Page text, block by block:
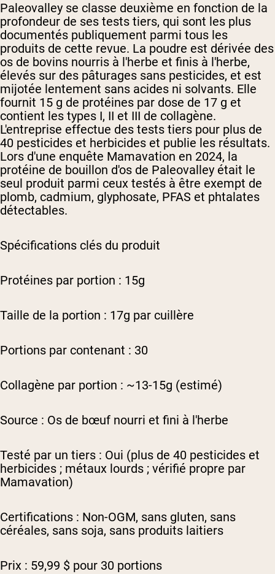
Paleovalley se classe deuxième en fonction de la
profondeur de ses tests tiers, qui sont les plus
documentés publiquement parmi tous les
produits de cette revue. La poudre est dérivée des
os de bovins nourris à l'herbe et finis à l'herbe,
élevés sur des pâturages sans pesticides, et est
mijotée lentement sans acides ni solvants. Elle
fournit 15 g de protéines par dose de 17 g et
contient les types I, II et III de collagène.
L'entreprise effectue des tests tiers pour plus de
40 pesticides et herbicides et publie les résultats.
Lors d'une enquête Mamavation en 2024, la
protéine de bouillon d'os de Paleovalley était le
seul produit parmi ceux testés à être exempt de
plomb, cadmium, glyphosate, PFAS et phtalates
détectables.
Spécifications clés du produit
Protéines par portion : 15g
Taille de la portion : 17g par cuillère
Portions par contenant : 30
Collagène par portion : ~13-15g (estimé)
Source : Os de bœuf nourri et fini à l'herbe
Testé par un tiers : Oui (plus de 40 pesticides et
herbicides ; métaux lourds ; vérifié propre par
Mamavation)
Certifications : Non-OGM, sans gluten, sans
céréales, sans soja, sans produits laitiers
Prix : 59,99 $ pour 30 portions